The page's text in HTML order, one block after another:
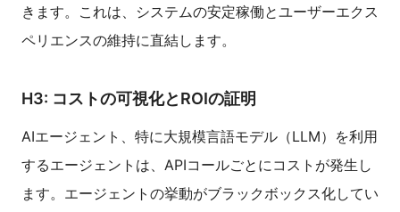
きます。これは、システムの安定稼働とユーザーエクス
ペリエンスの維持に直結します。
H3: コストの可視化とROIの証明
AIエージェント、特に大規模言語モデル（LLM）を利用
するエージェントは、APIコールごとにコストが発生し
ます。エージェントの挙動がブラックボックス化してい